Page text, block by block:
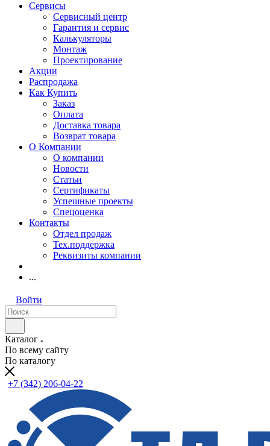
Сервисы
Сервисный центр
Гарантия и сервис
Калькуляторы
Монтаж
Проектирование
Акции
Распродажа
Как Купить
Заказ
Оплата
Доставка товара
Возврат товара
О Компании
О компании
Новости
Статьи
Сертификаты
Успешные проекты
Спецоценка
Контакты
Отдел продаж
Тех.поддержка
Реквизиты компании
...
Войти
Каталог
По всему сайту
По каталогу
+7 (342) 206-04-22